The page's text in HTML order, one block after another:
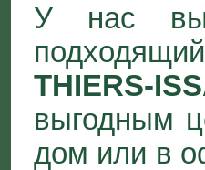
У нас вы
THIERS-
выгодным
дом или в